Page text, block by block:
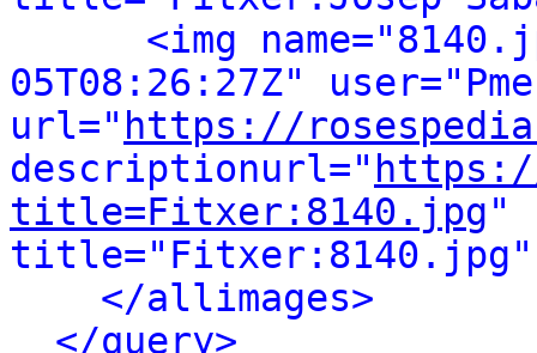
<img
05T08:26:27Z"
url=" https://
descriptionurl="
title=Fitxer:8140.jpg"
</allimages>
</query>